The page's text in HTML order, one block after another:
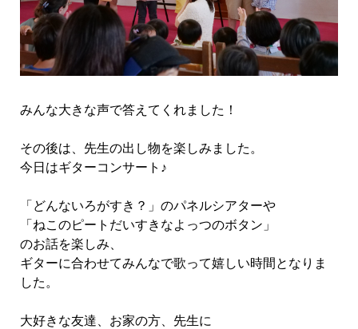
みんな大きな声で答えてくれました！
その後は、先生の出し物を楽しみました。
今日はギターコンサート♪
「どんないろがすき？」のパネルシアターや
「ねこのピートだいすきなよっつのボタン」
のお話を楽しみ、
ギターに合わせてみんなで歌って嬉しい時間となりま
した。
大好きな友達、お家の方、先生に